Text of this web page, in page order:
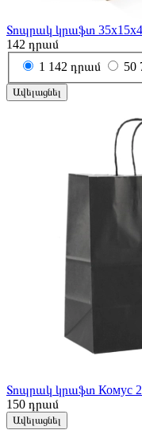
Տոպրակ կրաֆտ
142 դրամ
1 142 դրամ 50
Ավելացնել
Տոպրակ կրաֆտ Комус
150 դրամ
Ավելացնել